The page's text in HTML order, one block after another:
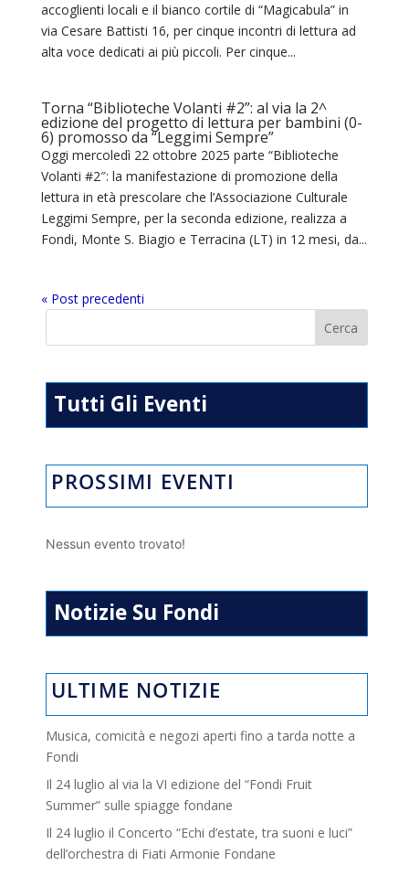
accoglienti locali e il bianco cortile di “Magicabula” in
via Cesare Battisti 16, per cinque incontri di lettura ad
alta voce dedicati ai più piccoli. Per cinque...
Torna “Biblioteche Volanti #2”: al via la 2^
edizione del progetto di lettura per bambini (0-
6) promosso da “Leggimi Sempre”
Oggi mercoledì 22 ottobre 2025 parte “Biblioteche
Volanti #2″: la manifestazione di promozione della
lettura in età prescolare che l’Associazione Culturale
Leggimi Sempre, per la seconda edizione, realizza a
Fondi, Monte S. Biagio e Terracina (LT) in 12 mesi, da...
« Post precedenti
Tutti Gli Eventi
PROSSIMI EVENTI
Nessun evento trovato!
Notizie Su Fondi
ULTIME NOTIZIE
Musica, comicità e negozi aperti fino a tarda notte a
Fondi
Il 24 luglio al via la VI edizione del “Fondi Fruit
Summer” sulle spiagge fondane
Il 24 luglio il Concerto “Echi d’estate, tra suoni e luci”
dell’orchestra di Fiati Armonie Fondane